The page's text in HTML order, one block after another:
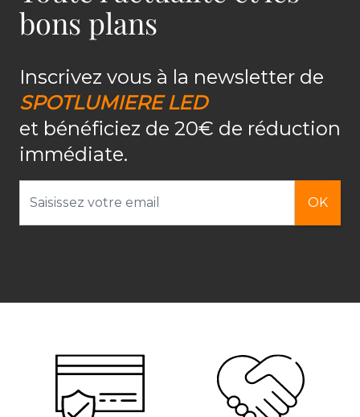
bons plans
Inscrivez vous à la newsletter de
SPOTLUMIERE LED
et bénéficiez de 20€ de réduction
immédiate.
OK